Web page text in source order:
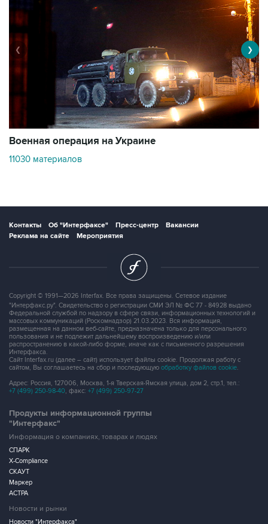
Военная операция на Украине
11030 материалов
❮ ❯
Контакты Об "Интерфаксе" Пресс-центр
Вакансии
Реклама на сайте
Мероприятия
Copyright © 1991—2026 Interfax. Все права защищены. Сетевое издание
"Интерфакс.ру". Свидетельство о регистрации СМИ ЭЛ № ФС 77 - 84928 выдано
Федеральной службой по надзору в сфере связи, информационных технологий и
массовых коммуникаций (Роскомнадзор) 21.03.2023. Вся информация,
размещенная на данном веб-сайте, предназначена только для персонального
пользования и не подлежит дальнейшему воспроизведению и/или
распространению в какой-либо форме, иначе как с письменного разрешения
Интерфакса.
Сайт Interfax.ru (далее – сайт) использует файлы cookie. Продолжая работу с
сайтом, Вы соглашаетесь на сбор и последующую обработку файлов cookie.
Адрес: Россия, 127006, Москва, 1-я Тверская-Ямская улица, дом 2, стр.1, тел.:
+7 (499) 250-98-40, факс: +7 (499) 250-97-27
Продукты информационной группы
"Интерфакс"
Информация о компаниях, товарах и людях
СПАРК
X-Compliance
СКАУТ
Маркер
АСТРА
Новости и рынки
Новости "Интерфакса"